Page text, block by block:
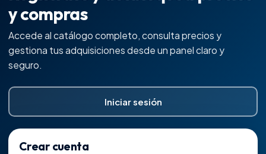
y compras
Accede al catálogo completo, consulta precios y
gestiona tus adquisiciones desde un panel claro y
seguro.
Iniciar sesión
Crear cuenta